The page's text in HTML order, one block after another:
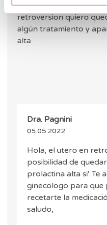
Hola Dra le comento q
retroversion quiero
algún tratamiento y aparte tengo la
alta
Dra. Pagnini
05.05.2022
Hola, el utero en
posibilidad de
prolactina alta si'. Te
ginecologo para que
recetarte la
saludo,